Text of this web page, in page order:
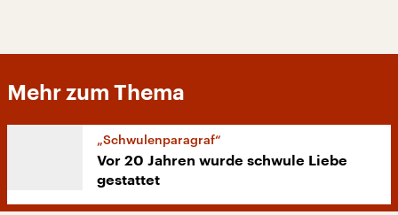
Mehr zum Thema
„Schwulenparagraf“
Vor 20 Jahren wurde schwule Liebe
gestattet